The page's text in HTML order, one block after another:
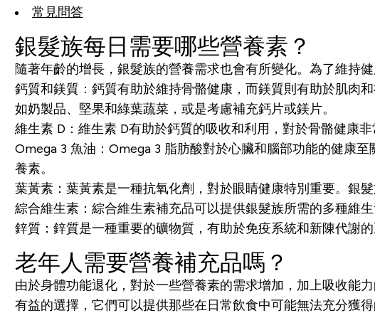
常見問答
銀髮族每日需要哪些營養素？
隨著年齡的增長，銀髮族的營養需求也會有所變化。為了維持
鈣質和鎂質：鈣質有助於維持骨骼健康，而鎂質則有助於肌肉
如奶製品、堅果和綠葉蔬菜，或是考慮補充鈣片或鎂片。
維生素 D：維生素 D有助於鈣質的吸收和利用，對於骨骼健康
Omega 3 魚油：Omega 3 脂肪酸對於心臟和腦部功能的健康
養素。
葉黃素：葉黃素是一種抗氧化劑，對於眼睛健康特別重要。銀
綜合維生素：綜合維生素補充品可以提供銀髮族所需的多種維
鋅質：鋅質是一種重要的礦物質，有助於免疫系統和新陳代謝
老年人需要營養補充品嗎？
由於身體功能退化，對於一些營養素的需求增加，加上吸收能
有益的選擇，它們可以提供那些在日常飲食中可能無法充分獲